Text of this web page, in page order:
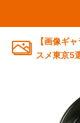
【画像ギ
スメ東京5